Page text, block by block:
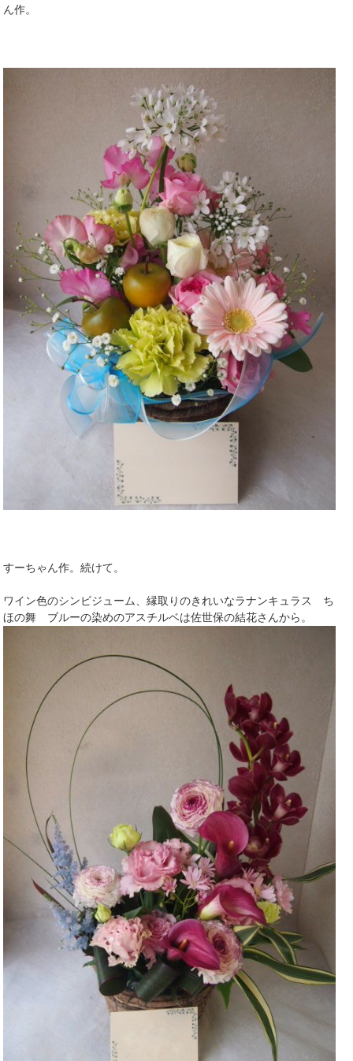
ん作。
すーちゃん作。続けて。
ワイン色のシンビジューム、縁取りのきれいなラナンキュラス ち
ほの舞 ブルーの染めのアスチルベは佐世保の結花さんから。